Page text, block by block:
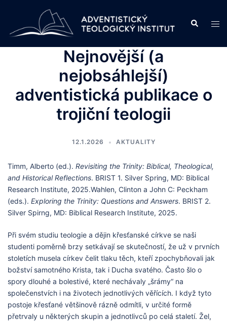
content
Search
Nejnovější (a
nejobsáhlejší)
adventistická publikace o
trojiční teologii
12.1.2026 AKTUALITY
Timm, Alberto (ed.). Revisiting the Trinity: Biblical, Theological,
and Historical Reflections. BRIST 1. Silver Spring, MD: Biblical
Research Institute, 2025.Wahlen, Clinton a John C: Peckham
(eds.). Exploring the Trinity: Questions and Answers. BRIST 2.
Silver Spirng, MD: Biblical Research Institute, 2025.
Při svém studiu teologie a dějin křesťanské církve se naši
studenti poměrně brzy setkávají se skutečností, že už v prvních
stoletích musela církev čelit tlaku těch, kteří zpochybňovali jak
božství samotného Krista, tak i Ducha svatého. Často šlo o
spory dlouhé a bolestivé, které nechávaly „šrámy“ na
společenstvích i na životech jednotlivých věřících. I když tyto
postoje křesťané většinově rázně odmítli, v určité formě
přetrvaly u některých skupin a jednotlivců po celá staletí. Žel,